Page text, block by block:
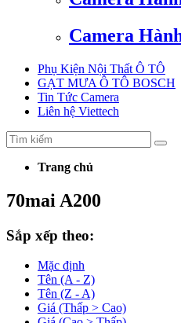
Camera
Phụ Kiện Nội Thất Ô TÔ
GẠT MƯA Ô TÔ BOSCH
Tin Tức Camera
Liên hệ Viettech
Trang chủ
70mai A200
Sắp xếp theo:
Mặc định
Tên (A - Z)
Tên (Z - A)
Giá (Thấp > Cao)